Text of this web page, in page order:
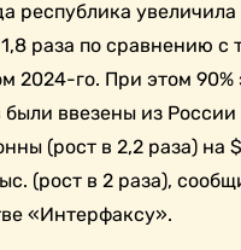
республика
раза по сравнению с
2024-го. При этом 90%
были ввезены из России
(рост в 2,2 раза) на
(рост в 2 раза),
«Интерфаксу».